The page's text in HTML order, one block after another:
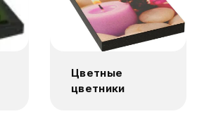
Цветные
цветники